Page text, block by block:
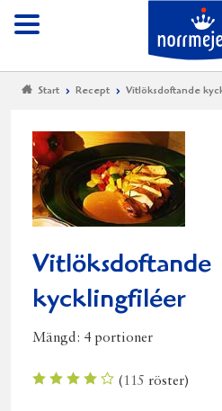
Meny
Start Recept Vitlöksdoftande
Vitlöksdoftande
kycklingfiléer
Mängd: 4 portioner
(115 röster)